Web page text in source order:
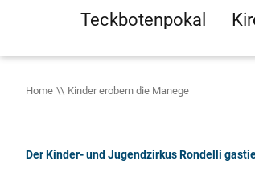
Teckbotenpokal
Home Kinder erobern die Manege
Der Kinder- und Jugendzirkus Rondelli